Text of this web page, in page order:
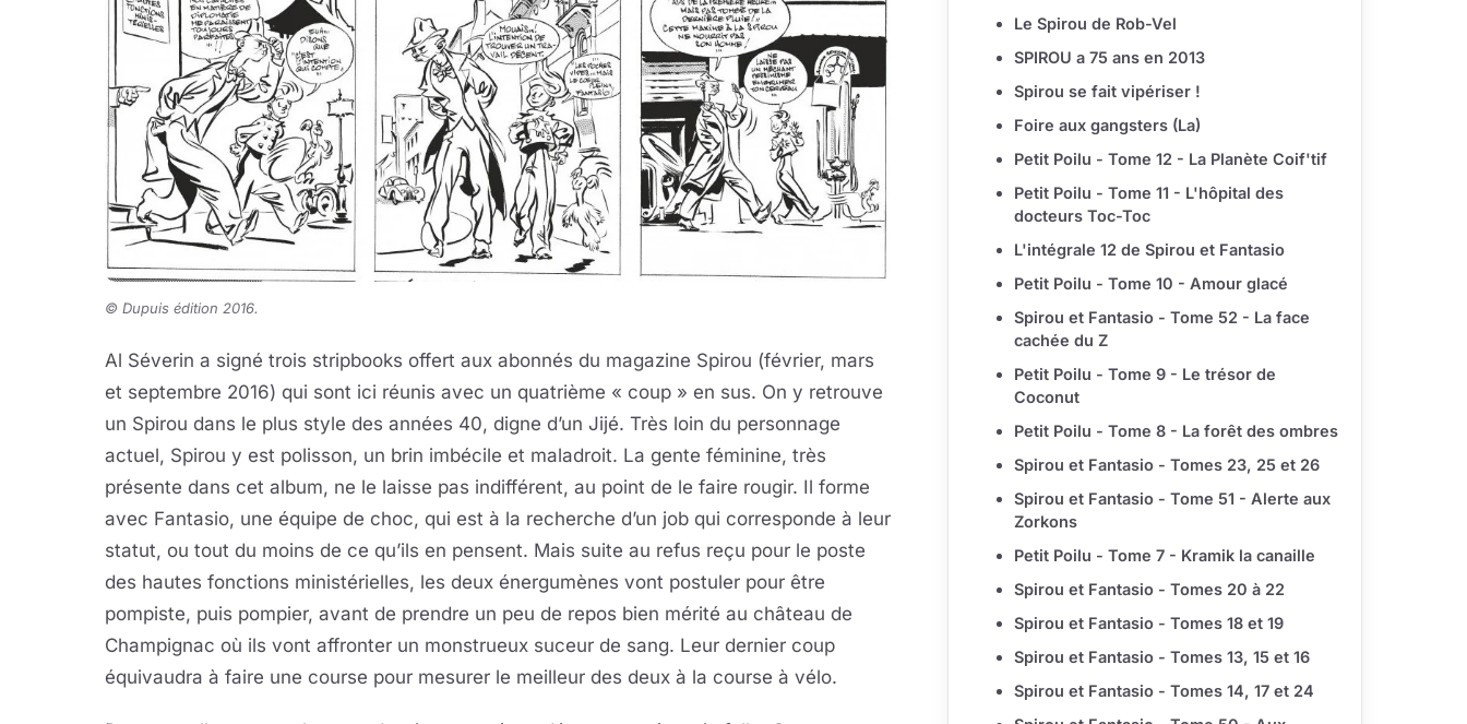
© Dupuis édition 2016.
Al Séverin a signé trois stripbooks offert aux abonnés du magazine Spirou (février, mars
et septembre 2016) qui sont ici réunis avec un quatrième « coup » en sus. On y retrouve
un Spirou dans le plus style des années 40, digne d’un Jijé. Très loin du personnage
actuel, Spirou y est polisson, un brin imbécile et maladroit. La gente féminine, très
présente dans cet album, ne le laisse pas indifférent, au point de le faire rougir. Il forme
avec Fantasio, une équipe de choc, qui est à la recherche d’un job qui corresponde à leur
statut, ou tout du moins de ce qu’ils en pensent. Mais suite au refus reçu pour le poste
des hautes fonctions ministérielles, les deux énergumènes vont postuler pour être
pompiste, puis pompier, avant de prendre un peu de repos bien mérité au château de
Champignac où ils vont affronter un monstrueux suceur de sang. Leur dernier coup
équivaudra à faire une course pour mesurer le meilleur des deux à la course à vélo.
Le Spirou de Rob-Vel
SPIROU a 75 ans en 2013
Spirou se fait vipériser !
Foire aux gangsters (La)
Petit Poilu - Tome 12 - La Planète Coif'tif
Petit Poilu - Tome 11 - L'hôpital des
docteurs Toc-Toc
L'intégrale 12 de Spirou et Fantasio
Petit Poilu - Tome 10 - Amour glacé
Spirou et Fantasio - Tome 52 - La face
cachée du Z
Petit Poilu - Tome 9 - Le trésor de
Coconut
Petit Poilu - Tome 8 - La forêt des ombres
Spirou et Fantasio - Tomes 23, 25 et 26
Spirou et Fantasio - Tome 51 - Alerte aux
Zorkons
Petit Poilu - Tome 7 - Kramik la canaille
Spirou et Fantasio - Tomes 20 à 22
Spirou et Fantasio - Tomes 18 et 19
Spirou et Fantasio - Tomes 13, 15 et 16
Spirou et Fantasio - Tomes 14, 17 et 24